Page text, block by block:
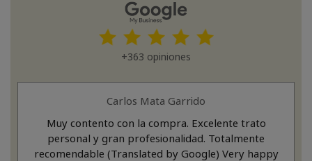
+363 opiniones
Carlos Mata Garrido
Muy contento con la compra. Excelente trato
personal y gran profesionalidad. Totalmente
recomendable (Translated by Google) Very happy